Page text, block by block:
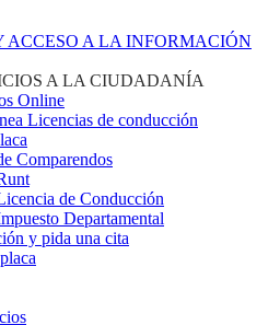
ACCESO A LA INFORMACIÓN
A LA CIUDADANÍA
Online
Licencias de conducción
Comparendos
de Conducción
Departamental
y pida una cita